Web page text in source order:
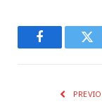
Facebook